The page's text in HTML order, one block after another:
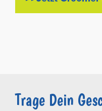
Trage Dein